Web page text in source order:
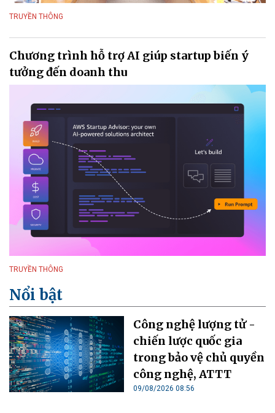
TRUYỀN THÔNG
Chương trình hỗ trợ AI giúp startup biến ý
tưởng đến doanh thu
TRUYỀN THÔNG
Nổi bật
Công nghệ lượng tử -
chiến lược quốc gia
trong bảo vệ chủ quyền
công nghệ, ATTT
09/08/2026 08:56